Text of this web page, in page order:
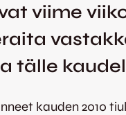
viime
tälle
kauden 2010